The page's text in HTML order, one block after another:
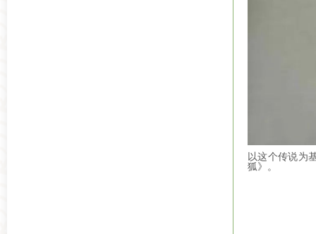
以这个传说为
狐》。